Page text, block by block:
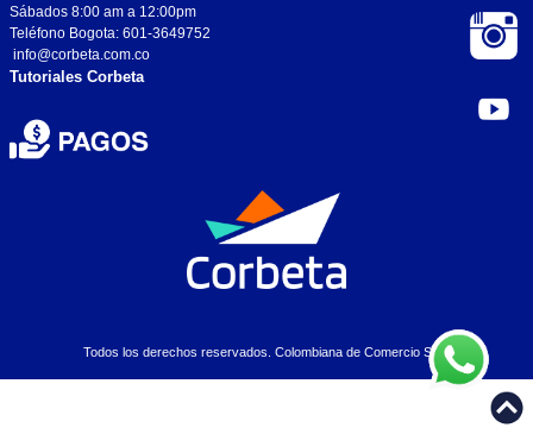
Sábados 8:00 am a 12:00pm
Teléfono Bogota: 601-3649752
info@corbeta.com.co
Tutoriales Corbeta
Todos los derechos reservados. Colombiana de Comercio S.A..